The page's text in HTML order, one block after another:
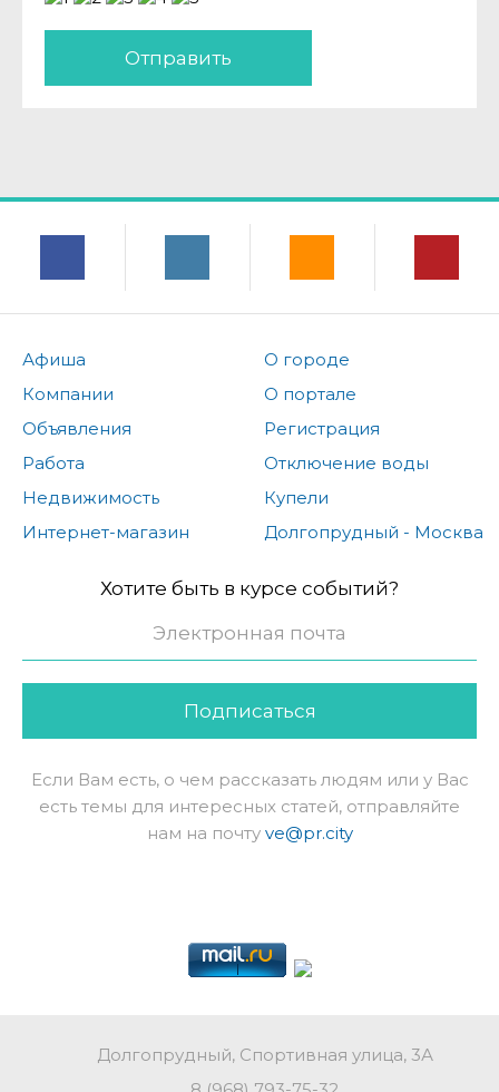
Отправить
Афиша
Компании
Объявления
Работа
Недвижимость
Интернет-магазин
О городе
О портале
Регистрация
Отключение воды
Купели
Долгопрудный - Москва
Хотите быть в курсе событий?
Подписаться
Если Вам есть, о чем рассказать людям или у Вас
есть темы для интересных статей, отправляйте
нам на почту ve@pr.city
Долгопрудный, Спортивная улица, 3А